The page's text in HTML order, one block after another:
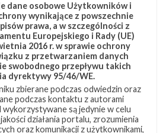
Marsa. Według dostępnych
ds. Załogowej Eksploracji
udziału w warsztatach, mimo
Stawiło się natomiast wielu
obecnie Czerwoną
wyznaczeni zostali Paul
dane osobowe Użytkowników i
wynikające z powszechnie
prawa, a w szczególności z
Europejskiego i Rady (UE)
2016 r. w sprawie ochrony
z przetwarzaniem danych
swobodnego przepływu takich
dyrektywy 95/46/WE.
zbierane podczas odwiedzin oraz
podczas kontaktu z autorami
wykorzystywane są jedynie w celu
działania portalu, zrozumienia
oraz komunikacji z użytkownikami,